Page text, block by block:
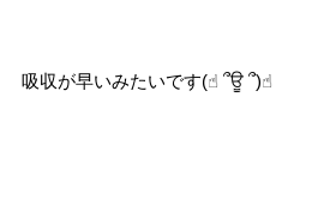
吸収が早いみたいです(☝︎ ՞ਊ ՞)☝︎